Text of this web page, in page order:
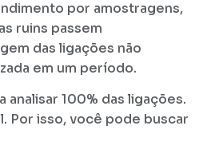
por amostragens,
ruins passem
das ligações não
em um período.
100% das ligações.
Por isso, você pode buscar